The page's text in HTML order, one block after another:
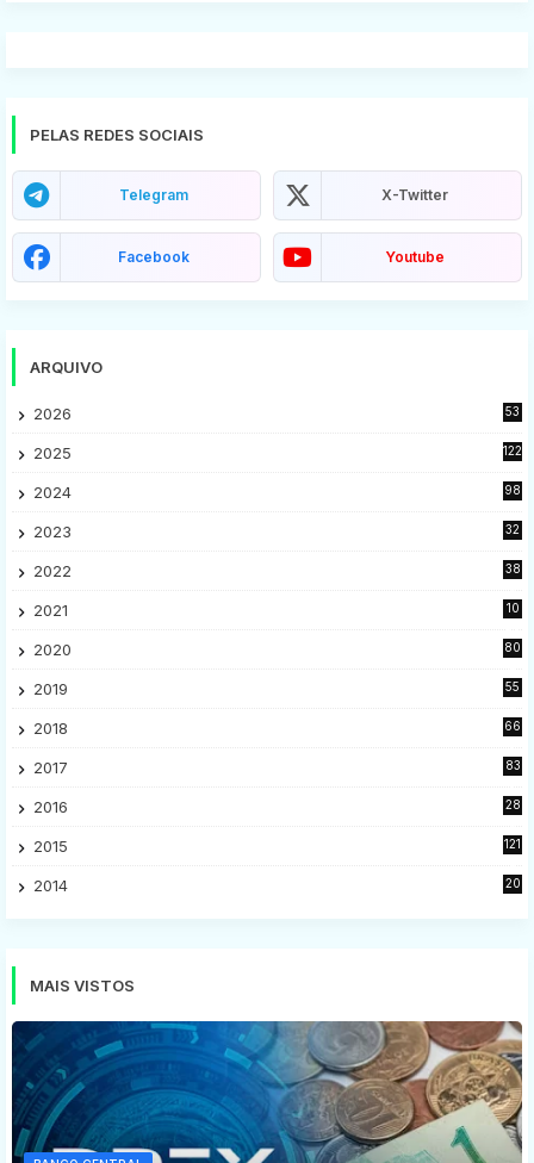
PELAS REDES SOCIAIS
Telegram X-Twitter
Facebook Youtube
ARQUIVO
2026 53
2025 122
2024 98
2023
32
2022
38
2021
10
2020
80
2019
55
2018
66
2017
83
2016
28
2015
121
2014
20
MAIS VISTOS